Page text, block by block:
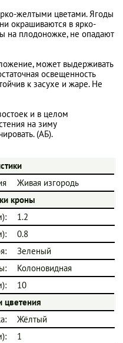
желтыми цветами. Ягоды
окрашиваются в ярко-
на плодоножке, не опадают
может выдерживать
освещенность
к засухе и жаре. Не
и в целом
на зиму
(АБ).
Живая изгородь
кроны
1.2
0.8
Зеленый
Колоновидная
10
цветения
Жёлтый
1